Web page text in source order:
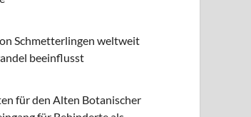
Schmetterlingen weltweit
beeinflusst
für den Alten Botanischer